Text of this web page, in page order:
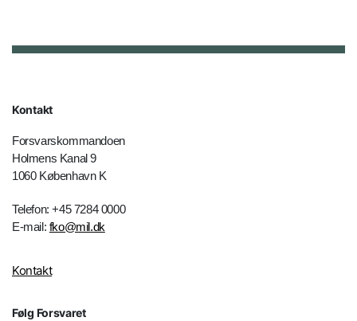
Kontakt
Forsvarskommandoen
Holmens Kanal 9
1060 København K
Telefon: +45 7284 0000
E-mail: fko@mil.dk
Kontakt
Følg Forsvaret